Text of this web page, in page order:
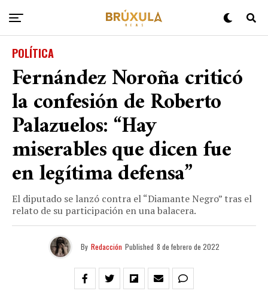
POLÍTICA
Fernández Noroña criticó
la confesión de Roberto
Palazuelos: “Hay
miserables que dicen fue
en legítima defensa”
El diputado se lanzó contra el “Diamante Negro” tras el
relato de su participación en una balacera.
By Redacción Published 8 de febrero de 2022